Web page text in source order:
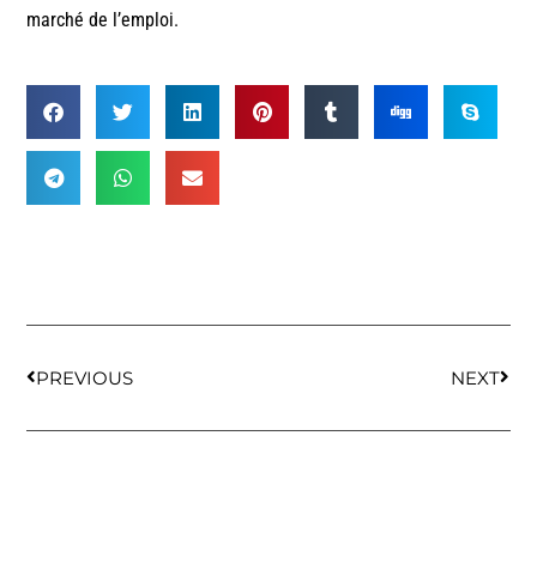
marché de l’emploi.
PREVIOUS NEXT